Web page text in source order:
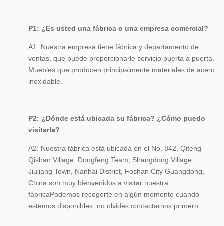
P1: ¿Es usted una fábrica o una empresa comercial?
A1: Nuestra empresa tiene fábrica y departamento de
ventas, que puede proporcionarle servicio puerta a puerta.
Muebles que producen principalmente materiales de acero
inoxidable.
P2: ¿Dónde está ubicada su fábrica? ¿Cómo puedo
visitarla?
A2: Nuestra fábrica está ubicada en el No. 842, Qiteng
Qishan Village, Dongfeng Team, Shangdong Village,
Jiujiang Town, Nanhai District, Foshan City Guangdong,
China.son muy bienvenidos a visitar nuestra
fábricaPodemos recogerte en algún momento cuando
estemos disponibles. no olvides contactarnos primero.